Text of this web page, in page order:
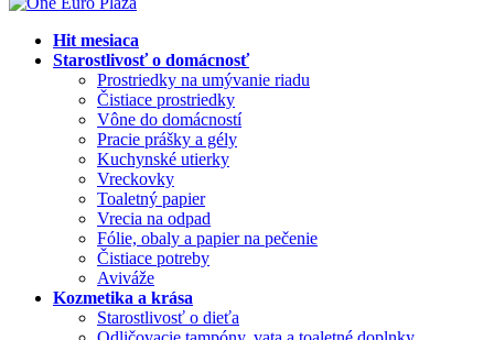
Hit mesiaca
Starostlivosť o domácnosť
Prostriedky na umývanie riadu
Čistiace prostriedky
Vône do domácností
Pracie prášky a gély
Kuchynské utierky
Vreckovky
Toaletný papier
Vrecia na odpad
Fólie, obaly a papier na pečenie
Čistiace potreby
Aviváže
Kozmetika a krása
Starostlivosť o dieťa